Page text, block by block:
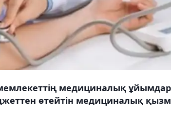
мемлекеттің медициналық
өтейтін медициналық